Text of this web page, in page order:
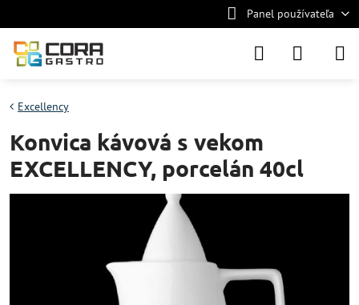
Panel používateľa
Excellency
Konvica kávová s vekom
EXCELLENCY, porcelán 40cl